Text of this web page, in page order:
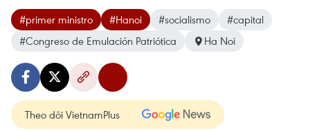
#primer ministro #Hanoi #socialismo
#capital
#Congreso de Emulación Patriótica
Ha Noi
Theo dõi VietnamPlus